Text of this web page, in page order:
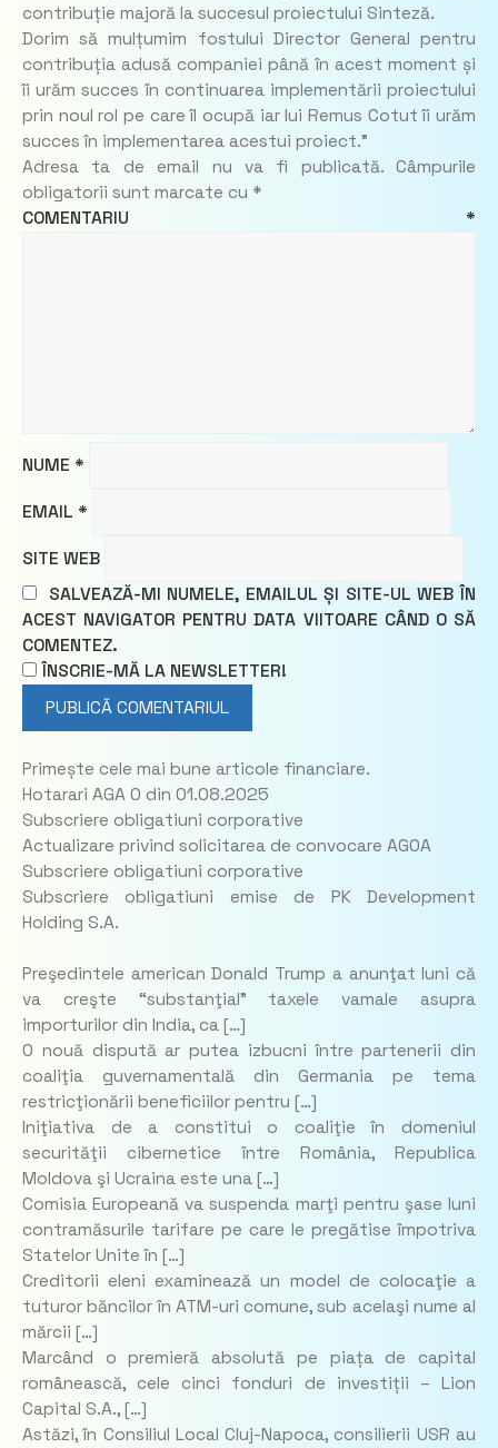
contribuție majoră la succesul proiectului Sinteză.
Dorim să mulțumim fostului Director General pentru
contribuția adusă companiei până în acest moment și
îi urăm succes în continuarea implementării proiectului
prin noul rol pe care îl ocupă iar lui Remus Cotut îi urăm
succes în implementarea acestui proiect.”
Adresa ta de email nu va fi publicată. Câmpurile
obligatorii sunt marcate cu *
COMENTARIU *
NUME *
EMAIL *
SITE WEB
SALVEAZĂ-MI NUMELE, EMAILUL ȘI SITE-UL WEB ÎN
ACEST NAVIGATOR PENTRU DATA VIITOARE CÂND O SĂ
COMENTEZ.
ÎNSCRIE-MĂ LA NEWSLETTER!
Primește cele mai bune articole financiare.
Hotarari AGA O din 01.08.2025
Subscriere obligatiuni corporative
Actualizare privind solicitarea de convocare AGOA
Subscriere obligatiuni corporative
Subscriere obligatiuni emise de PK Development
Holding S.A.
Preşedintele american Donald Trump a anunţat luni că
va creşte “substanţial” taxele vamale asupra
importurilor din India, ca […]
O nouă dispută ar putea izbucni între partenerii din
coaliţia guvernamentală din Germania pe tema
restricţionării beneficiilor pentru […]
Iniţiativa de a constitui o coaliţie în domeniul
securităţii cibernetice între România, Republica
Moldova şi Ucraina este una […]
Comisia Europeană va suspenda marţi pentru şase luni
contramăsurile tarifare pe care le pregătise împotriva
Statelor Unite în […]
Creditorii eleni examinează un model de colocaţie a
tuturor băncilor în ATM-uri comune, sub acelaşi nume al
mărcii […]
Marcând o premieră absolută pe piața de capital
românească, cele cinci fonduri de investiții – Lion
Capital S.A., […]
Astăzi, în Consiliul Local Cluj-Napoca, consilierii USR au